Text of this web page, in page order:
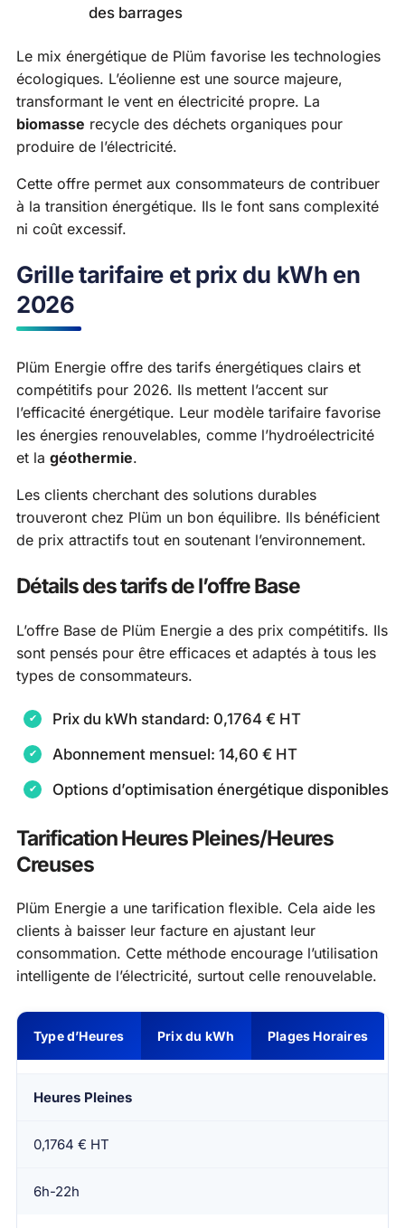
des barrages
Le mix énergétique de Plüm favorise les technologies
écologiques. L’éolienne est une source majeure,
transformant le vent en électricité propre. La
biomasse recycle des déchets organiques pour
produire de l’électricité.
Cette offre permet aux consommateurs de contribuer
à la transition énergétique. Ils le font sans complexité
ni coût excessif.
Grille tarifaire et prix du kWh en
2026
Plüm Energie offre des tarifs énergétiques clairs et
compétitifs pour 2026. Ils mettent l’accent sur
l’efficacité énergétique. Leur modèle tarifaire favorise
les énergies renouvelables, comme l’hydroélectricité
et la géothermie.
Les clients cherchant des solutions durables
trouveront chez Plüm un bon équilibre. Ils bénéficient
de prix attractifs tout en soutenant l’environnement.
Détails des tarifs de l’offre Base
L’offre Base de Plüm Energie a des prix compétitifs. Ils
sont pensés pour être efficaces et adaptés à tous les
types de consommateurs.
Prix du kWh standard: 0,1764 € HT
Abonnement mensuel: 14,60 € HT
Options d’optimisation énergétique disponibles
Tarification Heures Pleines/Heures
Creuses
Plüm Energie a une tarification flexible. Cela aide les
clients à baisser leur facture en ajustant leur
consommation. Cette méthode encourage l’utilisation
intelligente de l’électricité, surtout celle renouvelable.
Type d’Heures Prix du kWh Plages Horaires
Heures Pleines
0,1764 € HT
6h-22h